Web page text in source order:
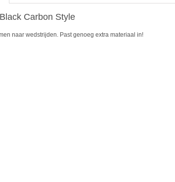
Carbon Style
naar wedstrijden. Past genoeg extra materiaal in!